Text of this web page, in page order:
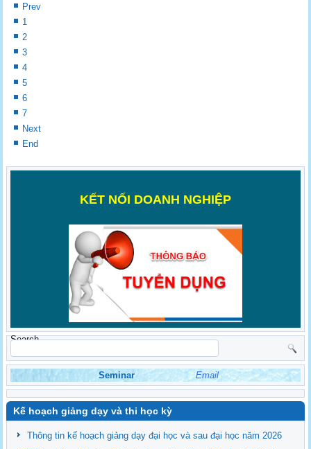
Prev
1
2
3
4
5
6
7
Next
End
KẾT NỐI DOANH NGHIỆP
Search
Seminar Email
Kế hoạch giảng dạy và thi học kỳ
Thông tin kế hoạch giảng dạy đại học và sau đại học năm 2026